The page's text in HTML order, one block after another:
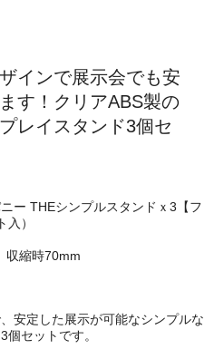
インで展示会でも安
す！クリアABS製の
レイスタンド3個セ
ー THEシンプルスタンドｘ3【フ
）
縮時70mm
安定した展示が可能なシンプルな
セットです。